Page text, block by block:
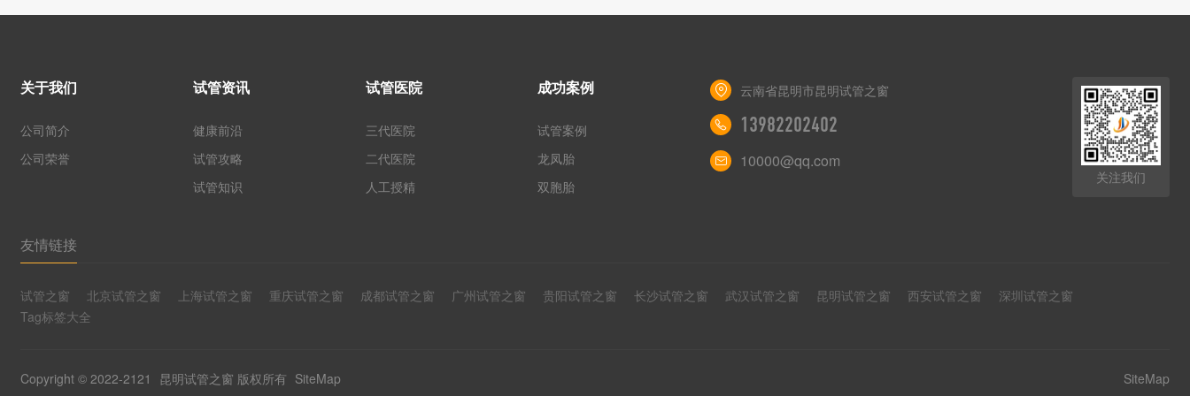
关于我们
公司简介
公司荣誉
试管资讯
健康前沿
试管攻略
试管知识
试管医院
三代医院
二代医院
人工授精
成功案例
试管案例
龙凤胎
双胞胎
云南省昆明市昆明试管之窗
13982202402
10000@qq.com
关注我们
友情链接
试管之窗 北京试管之窗 上海试管之窗 重庆试管之窗 成都试管之窗 广州试管之窗 贵阳试管之窗 长沙试管之窗 武汉试管之窗 昆明试管之窗 西安试管之窗
深圳试管之窗
Tag标签大全
Copyright © 2022-2121 昆明试管之窗 版权所有 SiteMap SiteMap